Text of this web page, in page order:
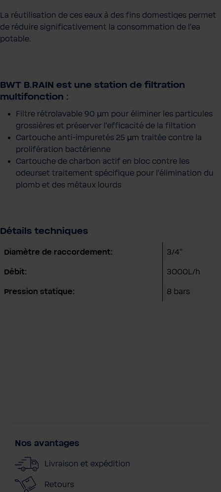
La réutilisation de ces eaux à des fins domestiqes permet
de réduire significativement la consommation de l'ea
potable.
BWT B.RAIN est une station de filtration
multifonction :
Filtre rétrolavable 90 µm pour éliminer les particules
grossières et préserver l'efficacité de la filtation
Cartouche anti-impuretés 25 µm traitée contre la
prolifération bactérienne
Cartouche de charbon actif en bloc contre les
odeurset traitement spécifique pour l'élimination du
plomb et des métaux lourds
Détails techniques
Diamètre de raccordement: 3/4''
Débit: 3000L/h
Pression statique: 8 bars
Nos avantages
Livraison et expédition
Retours